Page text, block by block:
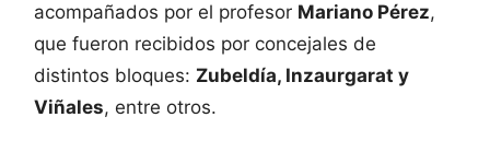
acompañados por el profesor Mariano Pérez,
que fueron recibidos por concejales de
distintos bloques: Zubeldía, Inzaurgarat y
Viñales, entre otros.